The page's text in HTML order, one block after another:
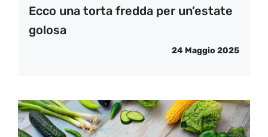
Ecco una torta fredda per un’estate
golosa
24 Maggio 2025